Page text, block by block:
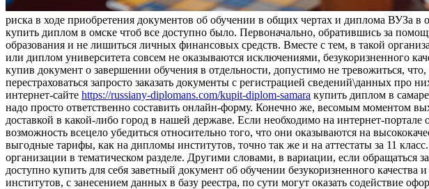
риска в ходе приобретения документов об обучении в общих чертах и диплома ВУЗа
купить диплом в омске чтоб все доступно было. Первоначально, обратившись за
образования и не лишиться личных финансовых средств. Вместе с тем, в такой
или диплом университета совсем не оказываются исключениями, безукоризненного
купив документ о завершении обучения в отдельности, допустимо не тревожиться,
перестраховаться запросто заказать документы с регистрацией сведений\данных про
интернет-сайте https://russiany-diplomans.com/kupit-diplom-samara купить диплом в
надо просто ответственно составить онлайн-форму. Конечно же, весомым моментом
доставкой в какой-либо город в нашей державе. Если необходимо на интернет-
возможность всецело убедиться относительно того, что они оказываются на
выгодные тарифы, как на дипломы институтов, точно так же и на аттестаты за 11
организации в тематическом разделе. Другими словами, в вариации, если
доступно купить для себя заветный документ об обучении безукоризненного
институтов, с занесением данных в базу реестра, по сути могут оказать содействие